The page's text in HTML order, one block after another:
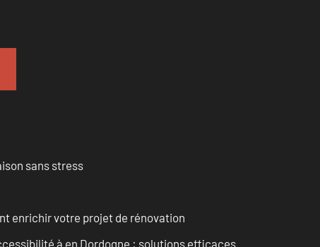
sans stress
enrichir votre projet de rénovation
à en Dordogne : solutions efficaces